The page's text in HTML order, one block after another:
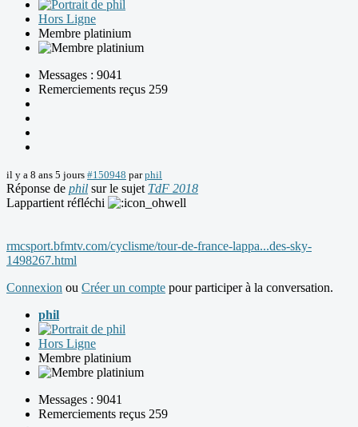
Hors Ligne
Membre platinium
Messages : 9041
Remerciements reçus 259
il y a 8 ans 5 jours #150948 parphil
Réponse de phil sur le sujet TdF 2018
Lappartient réfléchi
rmcsport.bfmtv.com/cyclisme/tour-de-france-lappa...des-sky-
1498267.html
Connexion ou Créer un compte pour participer à la conversation.
phil
Hors Ligne
Membre platinium
Messages : 9041
Remerciements reçus 259